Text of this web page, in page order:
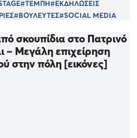
#ΤΕΜΠΗ#ΕΚΔΗΛΩΣΕΙΣ
#ΒΟΥΛΕΥΤΕΣ#SOCIAL MEDIA
σκουπίδια στο Πατρινό
– Μεγάλη επιχείρηση
στην πόλη [εικόνες]